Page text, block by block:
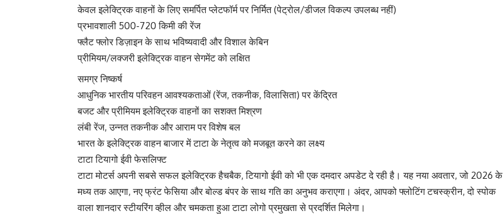
केवल इलेक्ट्रिक वाहनों के लिए समर्पित प्लेटफॉर्म पर निर्मित (पेट्रोल/डीजल विकल्प उपलब्ध नहीं)
प्रभावशाली 500-720 किमी की रेंज
फ्लैट फ्लोर डिज़ाइन के साथ भविष्यवादी और विशाल केबिन
प्रीमियम/लक्जरी इलेक्ट्रिक वाहन सेगमेंट को लक्षित
समग्र निष्कर्ष
आधुनिक भारतीय परिवहन आवश्यकताओं (रेंज, तकनीक, विलासिता) पर केंद्रित
बजट और प्रीमियम इलेक्ट्रिक वाहनों का सशक्त मिश्रण
लंबी रेंज, उन्नत तकनीक और आराम पर विशेष बल
भारत के इलेक्ट्रिक वाहन बाजार में टाटा के नेतृत्व को मजबूत करने का लक्ष्य
टाटा टियागो ईवी फेसलिफ्ट
टाटा मोटर्स अपनी सबसे सफल इलेक्ट्रिक हैचबैक, टियागो ईवी को भी एक दमदार अपडेट दे रही है। यह नया अवतार, जो 2026 के
मध्य तक आएगा, नए फ्रंट फेसिया और बोल्ड बंपर के साथ गति का अनुभव कराएगा। अंदर, आपको फ्लोटिंग टचस्क्रीन, दो स्पोक
वाला शानदार स्टीयरिंग व्हील और चमकता हुआ टाटा लोगो प्रमुखता से प्रदर्शित मिलेगा।